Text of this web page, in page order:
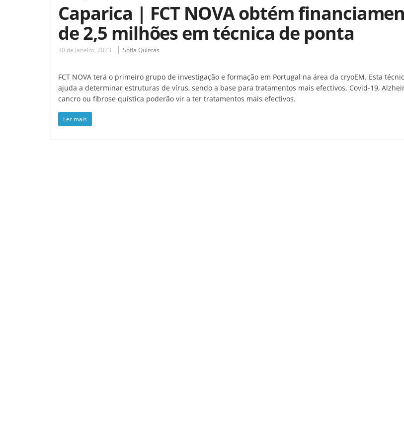
Caparica | FCT NOVA obtém
de 2,5 milhões em técnica de ponta
30 de Janeiro, 2023 Sofia Quintas
FCT NOVA terá o primeiro grupo de investigação e formação em Portugal na área da cryoEM. Esta
ajuda a determinar estruturas de vírus, sendo a base para tratamentos mais efectivos. Covid-19,
cancro ou fibrose quística poderão vir a ter tratamentos mais efectivos.
Ler mais